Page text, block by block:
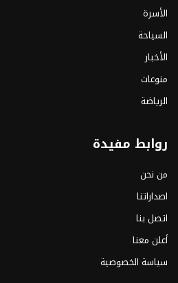
الأسرة
السياحة
الأخبار
منوعات
الرياضة
روابط مفيدة
من نحن
اصداراتنا
اتصل بنا
أعلن معنا
سياسة الخصوصية